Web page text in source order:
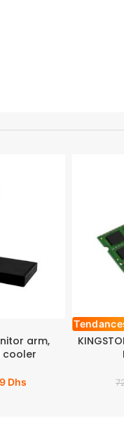
arm,
cooler
Dhs